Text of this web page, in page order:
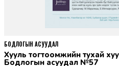
Хууль тогтоомжийн тухай хуулийн хэрэгжилт -
Бодлогын асуудал №57
БОДЛОГЫН АСУУДАЛ